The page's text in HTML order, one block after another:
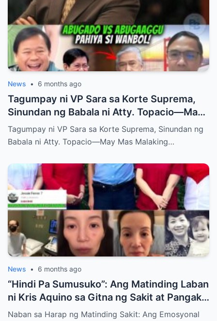
News • 6 months ago
Tagumpay ni VP Sara sa Korte Suprema,
Sinundan ng Babala ni Atty. Topacio—May
Mas Malaking Laban Bang Paparating?
Tagumpay ni VP Sara sa Korte Suprema, Sinundan ng
Babala ni Atty. Topacio—May Mas Malaking…
News • 6 months ago
“Hindi Pa Sumusuko”: Ang Matinding Laban
ni Kris Aquino sa Gitna ng Sakit at Pangako
sa mga Anak
Naban sa Harap ng Matinding Sakit: Ang Emosyonal